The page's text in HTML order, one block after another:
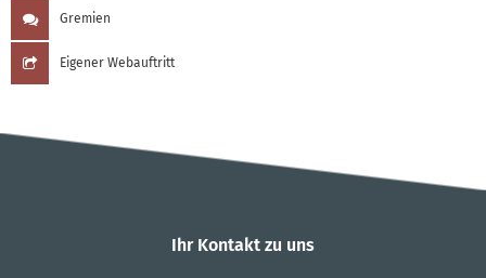
Gremien
Eigener Webauftritt
Ihr Kontakt zu uns